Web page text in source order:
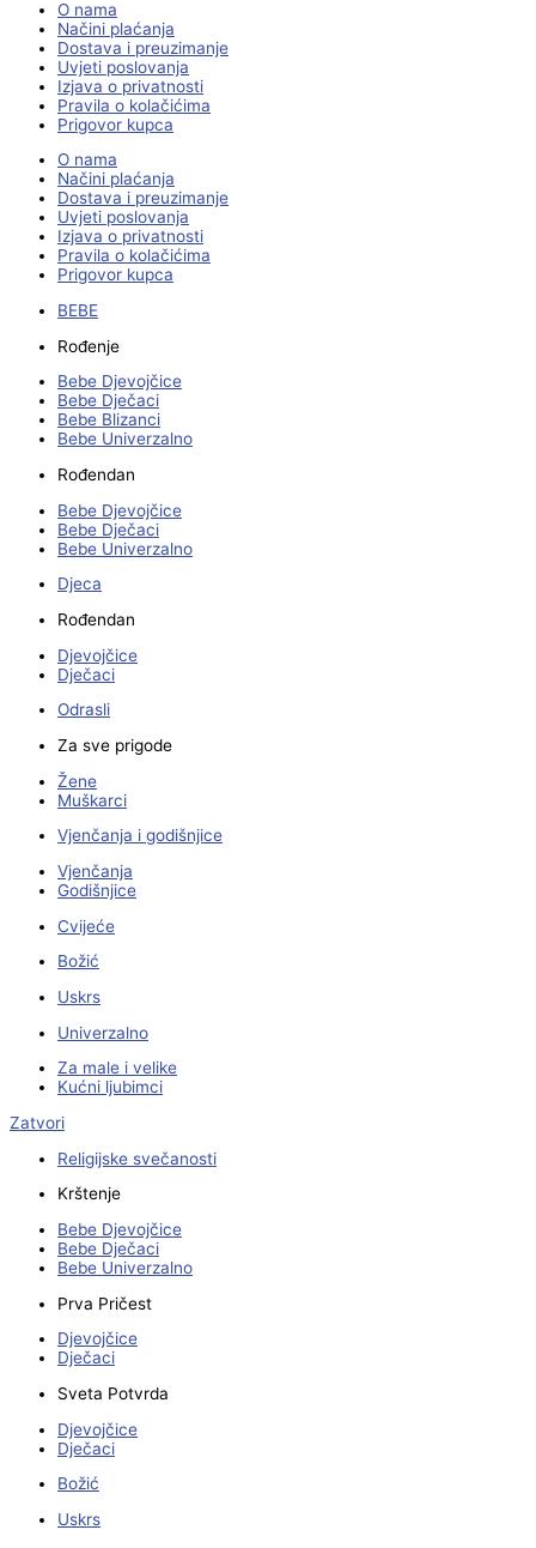
O nama
Načini plaćanja
Dostava i preuzimanje
Uvjeti poslovanja
Izjava o privatnosti
Pravila o kolačićima
Prigovor kupca
O nama
Načini plaćanja
Dostava i preuzimanje
Uvjeti poslovanja
Izjava o privatnosti
Pravila o kolačićima
Prigovor kupca
BEBE
Rođenje
Bebe Djevojčice
Bebe Dječaci
Bebe Blizanci
Bebe Univerzalno
Rođendan
Bebe Djevojčice
Bebe Dječaci
Bebe Univerzalno
Djeca
Rođendan
Djevojčice
Dječaci
Odrasli
Za sve prigode
Žene
Muškarci
Vjenčanja i godišnjice
Vjenčanja
Godišnjice
Cvijeće
Božić
Uskrs
Univerzalno
Za male i velike
Kućni ljubimci
Zatvori
Religijske svečanosti
Krštenje
Bebe Djevojčice
Bebe Dječaci
Bebe Univerzalno
Prva Pričest
Djevojčice
Dječaci
Sveta Potvrda
Djevojčice
Dječaci
Božić
Uskrs